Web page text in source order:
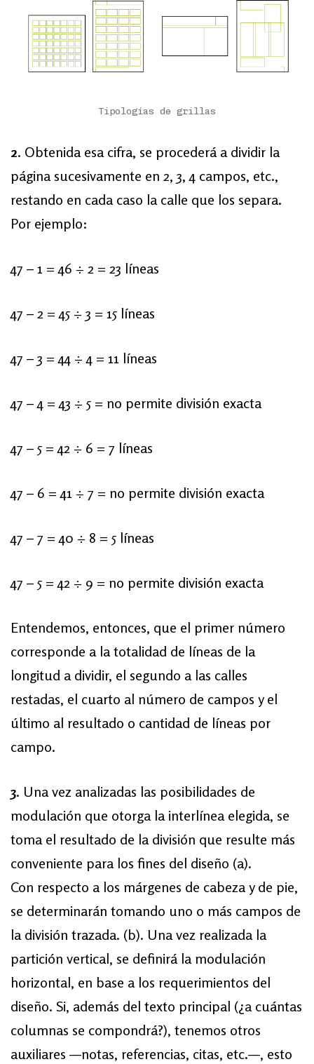
Tipologías de grillas
2. Obtenida esa cifra, se procederá a dividir la
página sucesivamente en 2, 3, 4 campos, etc.,
restando en cada caso la calle que los separa.
Por ejemplo:
47 – 1 = 46 ÷ 2 = 23 líneas
47 – 2 = 45 ÷ 3 = 15 líneas
47 – 3 = 44 ÷ 4 = 11 líneas
47 – 4 = 43 ÷ 5 = no permite división exacta
47 – 5 = 42 ÷ 6 = 7 líneas
47 – 6 = 41 ÷ 7 = no permite división exacta
47 – 7 = 40 ÷ 8 = 5 líneas
47 – 5 = 42 ÷ 9 = no permite división exacta
Entendemos, entonces, que el primer número
corresponde a la totalidad de líneas de la
longitud a dividir, el segundo a las calles
restadas, el cuarto al número de campos y el
último al resultado o cantidad de líneas por
campo.
3. Una vez analizadas las posibilidades de
modulación que otorga la interlínea elegida, se
toma el resultado de la división que resulte más
conveniente para los fines del diseño (a).
Con respecto a los márgenes de cabeza y de pie,
se determinarán tomando uno o más campos de
la división trazada. (b). Una vez realizada la
partición vertical, se definirá la modulación
horizontal, en base a los requerimientos del
diseño. Si, además del texto principal (¿a cuántas
columnas se compondrá?), tenemos otros
auxiliares —notas, referencias, citas, etc.—, esto